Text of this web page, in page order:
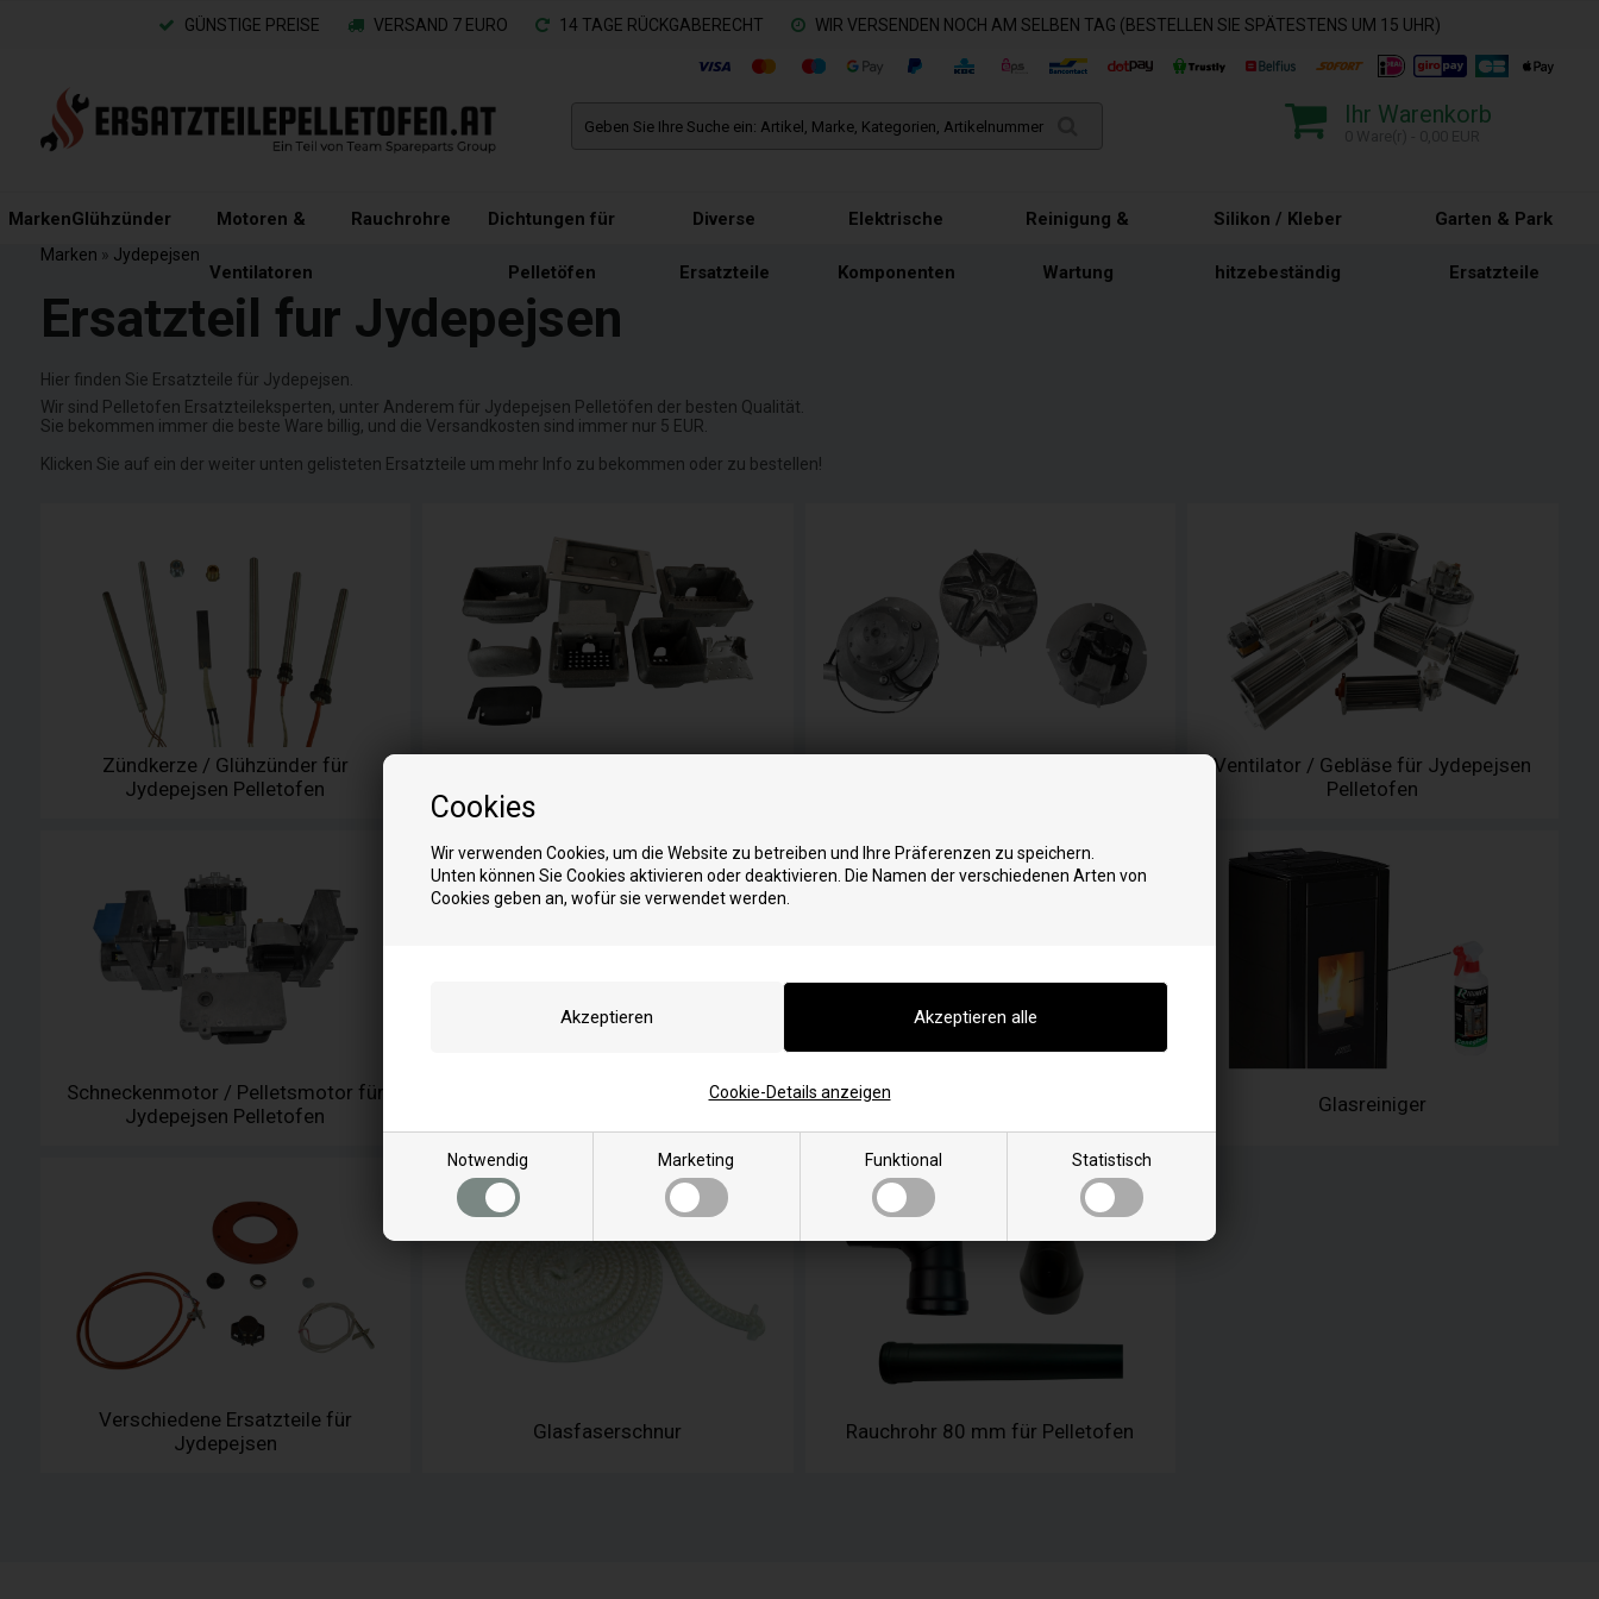
Cookies
Wir verwenden Cookies, um die Website zu betreiben und Ihre Präferenzen zu speichern.
Unten können Sie Cookies aktivieren oder deaktivieren. Die Namen der verschiedenen Arten von
Cookies geben an, wofür sie verwendet werden.
Notwendig Marketing Funktional Statistisch
Cookie-Details anzeigen
GÜNSTIGE PREISE VERSAND 7 EURO 14 TAGE RÜCKGABERECHT WIR VERSENDEN NOCH AM SELBEN TAG (BESTELLEN SIE SPÄTESTENS UM 15 UHR)
Ihr Warenkorb
MarkenGlühzünder Motoren &
Ventilatoren
Rauchrohre Dichtungen für
Pelletöfen
Diverse
Ersatzteile
Elektrische
Komponenten
Reinigung &
Wartung
Silikon / Kleber
hitzebeständig
Garten & Park
Ersatzteile
Marken » Jydepejsen
Ersatzteil fur Jydepejsen
Hier finden Sie Ersatzteile für Jydepejsen.
Wir sind Pelletofen Ersatzteileksperten, unter Anderem für Jydepejsen Pelletöfen der besten Qualität.
Sie bekommen immer die beste Ware billig, und die Versandkosten sind immer nur 5 EUR.
Klicken Sie auf ein der weiter unten gelisteten Ersatzteile um mehr Info zu bekommen oder zu bestellen!
Zündkerze / Glühzünder für
Jydepejsen Pelletofen
Ventilator / Gebläse für Jydepejsen
Pelletofen
Schneckenmotor / Pelletsmotor für
Jydepejsen Pelletofen
Display für Jydepejsen Pelletofen Dichtschnur für Pelletofen Glasreiniger
Verschiedene Ersatzteile für
Jydepejsen
Glasfaserschnur Rauchrohr 80 mm für Pelletofen